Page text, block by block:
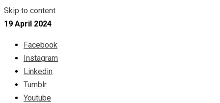
Skip to content
19 April 2024
Facebook
Instagram
Linkedin
Tumblr
Youtube